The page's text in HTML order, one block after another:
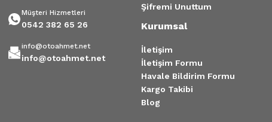
Müşteri Hizmetleri
0542 382 65 26
info@otoahmet.net
info@otoahmet.net
Şifremi Unuttum
Kurumsal
İletişim
İletişim Formu
Havale Bildirim Formu
Kargo Takibi
Blog